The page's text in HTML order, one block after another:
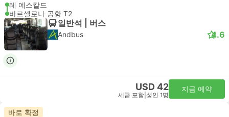
레 에스칼드
바르셀로나 공항 T2
일반석 | 버스
Andbus 4.6
USD 42
세금 포함 성인 1명
지금 예약
바로 확정